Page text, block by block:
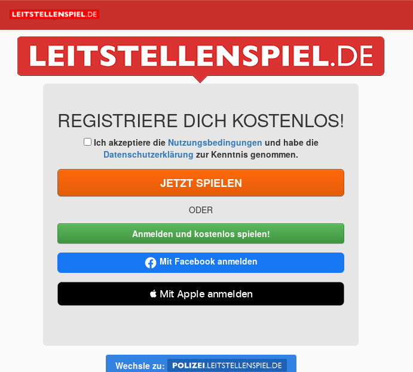
REGISTRIERE DICH KOSTENLOS!
Ich akzeptiere die Nutzungsbedingungen und habe die
Datenschutzerklärung zur Kenntnis genommen.
JETZT SPIELEN
ODER
Anmelden und kostenlos spielen!
Mit Facebook anmelden
 Mit Apple anmelden
Wechsle zu: